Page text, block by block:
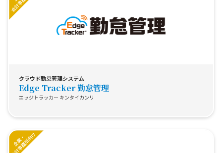
クラウド勤怠管理システム
Edge Tracker 勤怠管理
エッジトラッカー キンタイカンリ